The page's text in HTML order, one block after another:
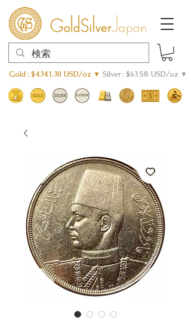
Gold : $4341.30 USD/oz ▼ Silver : $63.58 USD/oz ▼